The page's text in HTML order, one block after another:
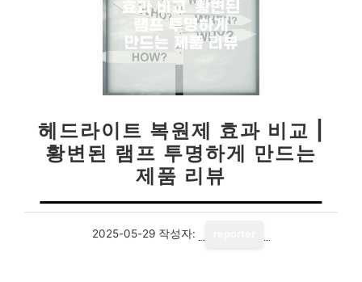
헤드라이트 복원제 효과 비교 |
황변된 램프 투명하게 만드는
제품 리뷰
2025-05-29 작성자: